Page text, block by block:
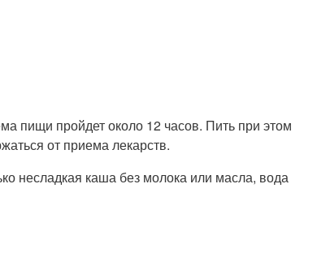
пищи пройдет около 12 часов. Пить при этом
от приема лекарств.
несладкая каша без молока или масла, вода